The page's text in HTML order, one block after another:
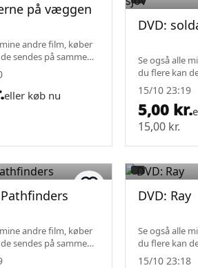
på væggen
andre film, køber
sendes på samme
eller køb nu
DVD:
Se også alle
du flere kan
fragt.
15/10 23:19
5,00 kr.
15,00 kr.
andre film, køber
sendes på samme
DVD: Ray
Se også alle
du flere kan
fragt.
15/10 23:18